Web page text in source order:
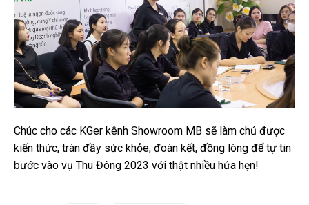
Chúc cho các KGer kênh Showroom MB sẽ làm chủ được
kiến thức, tràn đầy sức khỏe, đoàn kết, đồng lòng để tự tin
bước vào vụ Thu Đông 2023 với thật nhiều hứa hẹn!